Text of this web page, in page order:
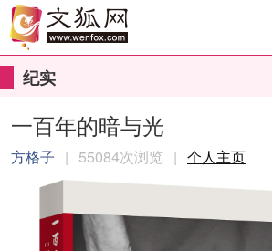
纪实
一百年的暗与光
方格子 | 55084次浏览 | 个人主页